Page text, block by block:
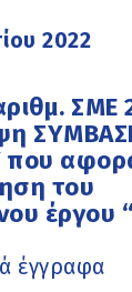
2022
ΣΜΕ
που
του
έργου
έγγραφα